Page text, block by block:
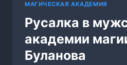
МАГИЧЕСКАЯ АКАДЕМИЯ
Русалка в
академии
Буланова